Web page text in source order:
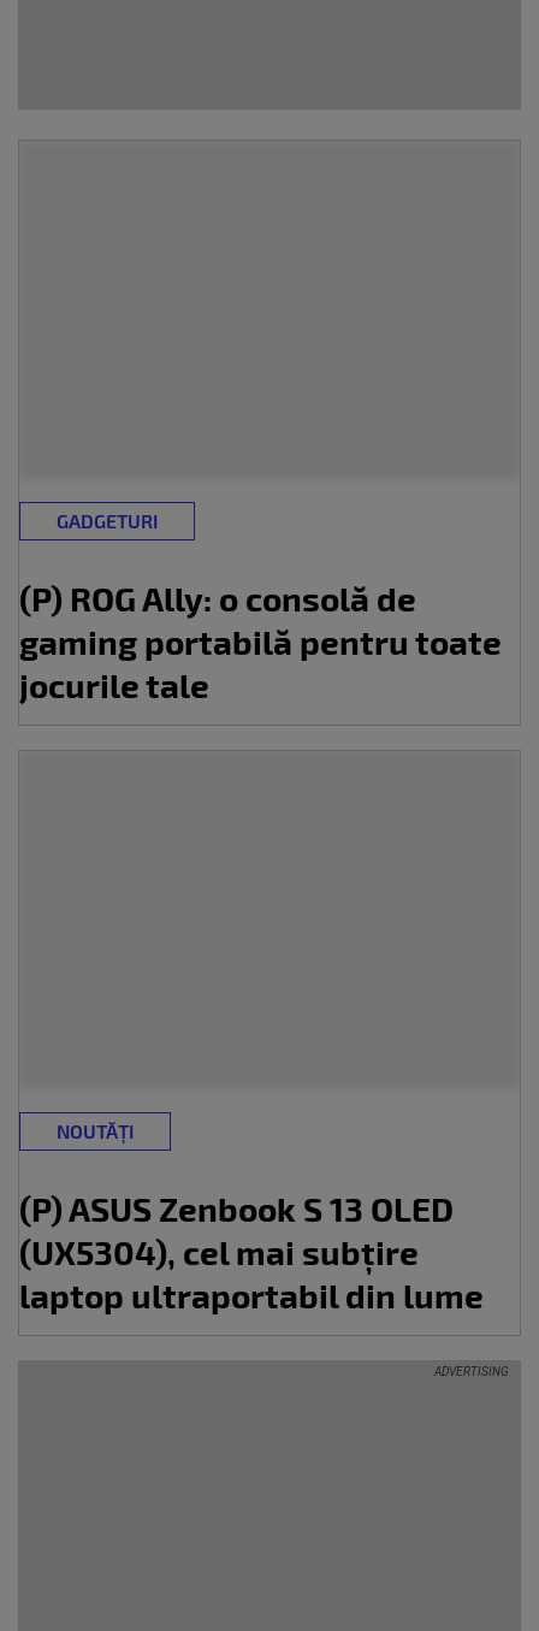
GADGETURI
(P) ROG Ally: o consolă de
gaming portabilă pentru toate
jocurile tale
NOUTĂȚI
(P) ASUS Zenbook S 13 OLED
(UX5304), cel mai subțire
laptop ultraportabil din lume